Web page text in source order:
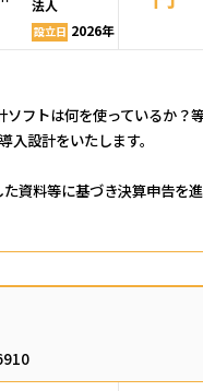
法人
設立日 2026年
フトは何を使っているか？
設計をいたします。
資料等に基づき決算申告を